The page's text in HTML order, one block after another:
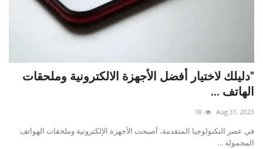
"دليلك لاختيار أفضل الأجهزة الالكترونية وملحقات
الهاتف ...
Aug 31, 2023
18
في عصر التكنولوجيا المتقدمة، أصبحت الأجهزة الإلكترونية وملحقات الهواتف
المحمولة ...